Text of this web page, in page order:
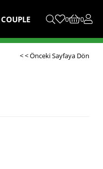
COUPLE 0 0
< < Önceki Sayfaya Dön